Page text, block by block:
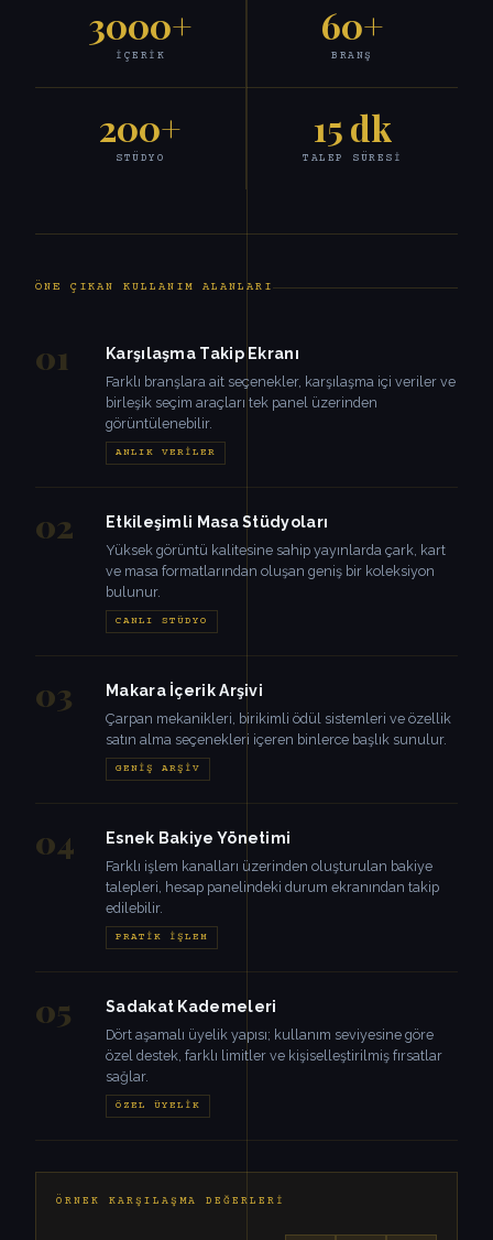
3000+
İÇERIK
60+
BRANŞ
200+
STÜDYO
15 dk
TALEP SÜRESI
ÖNE ÇIKAN KULLANIM ALANLARI
01 Karşılaşma Takip Ekranı
Farklı branşlara ait seçenekler, karşılaşma içi veriler ve
birleşik seçim araçları tek panel üzerinden
görüntülenebilir.
ANLIK VERILER
02 Etkileşimli Masa Stüdyoları
Yüksek görüntü kalitesine sahip yayınlarda çark, kart
ve masa formatlarından oluşan geniş bir koleksiyon
bulunur.
CANLI STÜDYO
03 Makara İçerik Arşivi
Çarpan mekanikleri, birikimli ödül sistemleri ve özellik
satın alma seçenekleri içeren binlerce başlık sunulur.
GENIŞ ARŞIV
04 Esnek Bakiye Yönetimi
Farklı işlem kanalları üzerinden oluşturulan bakiye
talepleri, hesap panelindeki durum ekranından takip
edilebilir.
PRATIK İŞLEM
05 Sadakat Kademeleri
Dört aşamalı üyelik yapısı; kullanım seviyesine göre
özel destek, farklı limitler ve kişiselleştirilmiş fırsatlar
sağlar.
ÖZEL ÜYELIK
ÖRNEK KARŞILAŞMA DEĞERLERI